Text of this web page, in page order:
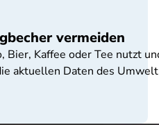
vermeiden
Bier, Kaffee oder Tee nutzt
aktuellen Daten des